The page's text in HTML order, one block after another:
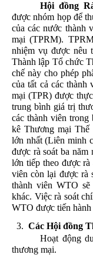
Hội đồng
được nhóm họp để
của các nước thành
mại (TPRM).
nhiệm vụ được nêu
Thànhlập Tổ chức
chế này cho phép
của tất cả các thành
mại (TPR) được thực
trung bình giá trị
các thành viên trong
kê Thương mại Thế
lớn nhất(Liên minh
được rà soát ba năm
lớn tiếp theo được rà
viên còn lại được rà
thành viên WTO sẽ
khác. Việc rà soát
WTO được tiến hành
Các Hội đồng
Hoạt động
thương mại.